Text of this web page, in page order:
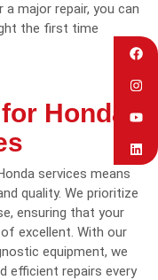
major repair, you can
the first time.
Honda
services means
quality. We prioritize
ensuring that your
excellent. With our
equipment, we
efficient repairs every